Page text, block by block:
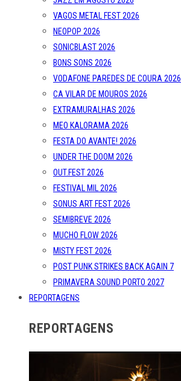
VAGOS METAL FEST 2026
NEOPOP 2026
SONICBLAST 2026
BONS SONS 2026
VODAFONE PAREDES DE COURA 2026
CA VILAR DE MOUROS 2026
EXTRAMURALHAS 2026
MEO KALORAMA 2026
FESTA DO AVANTE! 2026
UNDER THE DOOM 2026
OUT.FEST 2026
FESTIVAL MIL 2026
SONUS ART FEST 2026
SEMIBREVE 2026
MUCHO FLOW 2026
MISTY FEST 2026
POST PUNK STRIKES BACK AGAIN 7
PRIMAVERA SOUND PORTO 2027
REPORTAGENS
REPORTAGENS